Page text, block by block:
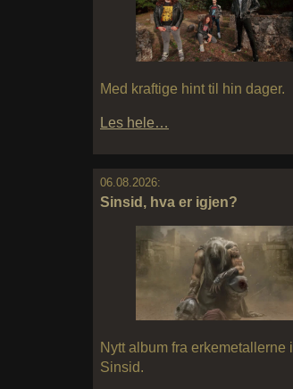
Med kraftige hint til hin dager.
Les hele…
06.08.2026:
Sinsid, hva er igjen?
Nytt album fra erkemetallerne i
Sinsid.